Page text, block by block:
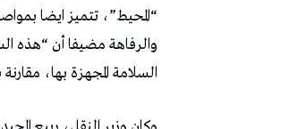
“المحيط”، تتميز ايضا
والرفاهة مضيفا أن “هذه
السلامة المجهزة بها،